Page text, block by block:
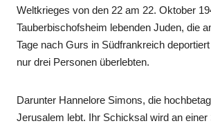
Weltkrieges von den 22 am 22. Oktober
Tauberbischofsheim lebenden Juden, die
Tage nach Gurs in Südfrankreich
nur drei Personen überlebten.
Darunter Hannelore Simons, die
Jerusalem lebt. Ihr Schicksal wird an einer